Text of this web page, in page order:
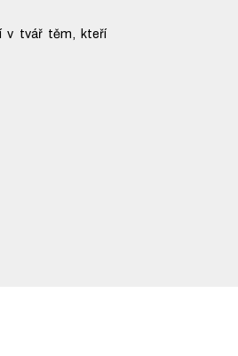
v tvář těm, kteří